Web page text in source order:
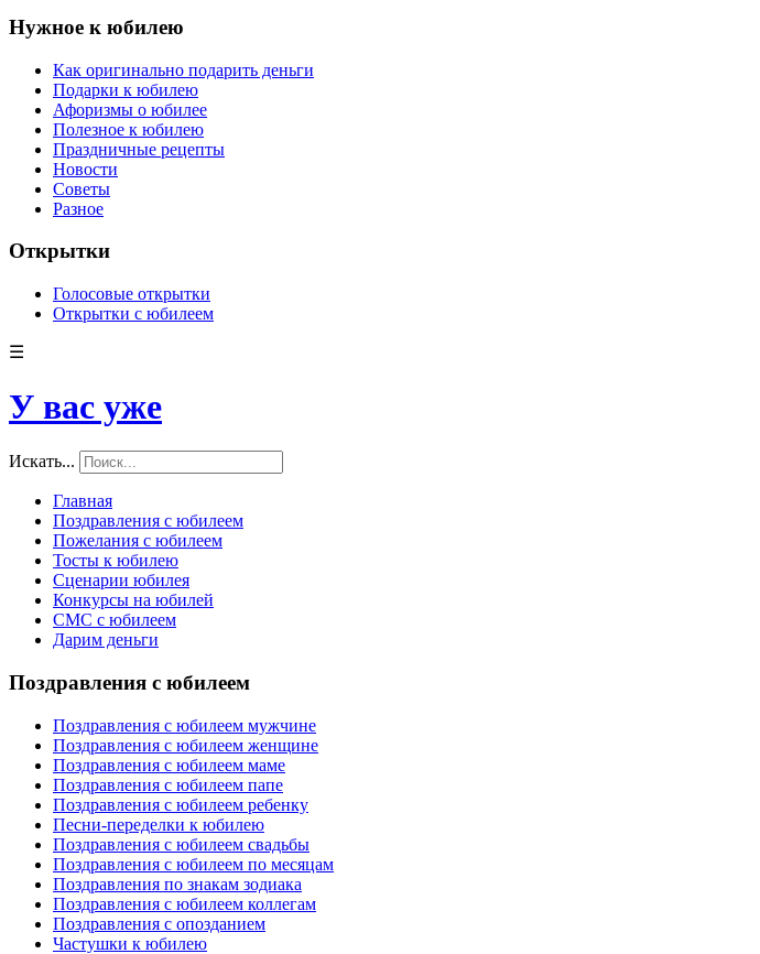
Нужное к юбилею
Как оригинально подарить деньги
Подарки к юбилею
Афоризмы о юбилее
Полезное к юбилею
Праздничные рецепты
Новости
Советы
Разное
Открытки
Голосовые открытки
Открытки с юбилеем
☰
У вас уже
Искать...
Главная
Поздравления с юбилеем
Пожелания с юбилеем
Тосты к юбилею
Сценарии юбилея
Конкурсы на юбилей
СМС с юбилеем
Дарим деньги
Поздравления с юбилеем
Поздравления с юбилеем мужчине
Поздравления с юбилеем женщине
Поздравления с юбилеем маме
Поздравления с юбилеем папе
Поздравления с юбилеем ребенку
Песни-переделки к юбилею
Поздравления с юбилеем свадьбы
Поздравления с юбилеем по месяцам
Поздравления по знакам зодиака
Поздравления с юбилеем коллегам
Поздравления с опозданием
Частушки к юбилею